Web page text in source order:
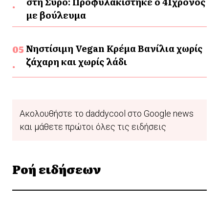
με βούλευμα
Νηστίσιμη Vegan Κρέμα Βανίλια χωρίς
ζάχαρη και χωρίς λάδι
Ακολουθήστε το daddycool στο Google news
και μάθετε πρώτοι όλες τις ειδήσεις
Ροή ειδήσεων